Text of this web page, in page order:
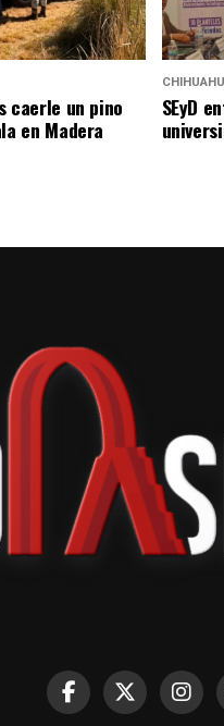
caerle un pino
en Madera
SEyD